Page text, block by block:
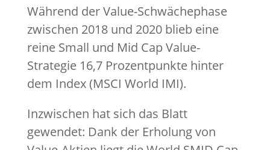
Während der Value-Schwächephase
zwischen 2018 und 2020 blieb eine
reine Small und Mid Cap Value-
Strategie 16,7 Prozentpunkte hinter
dem Index (MSCI World IMI).
Inzwischen hat sich das Blatt
gewendet: Dank der Erholung von